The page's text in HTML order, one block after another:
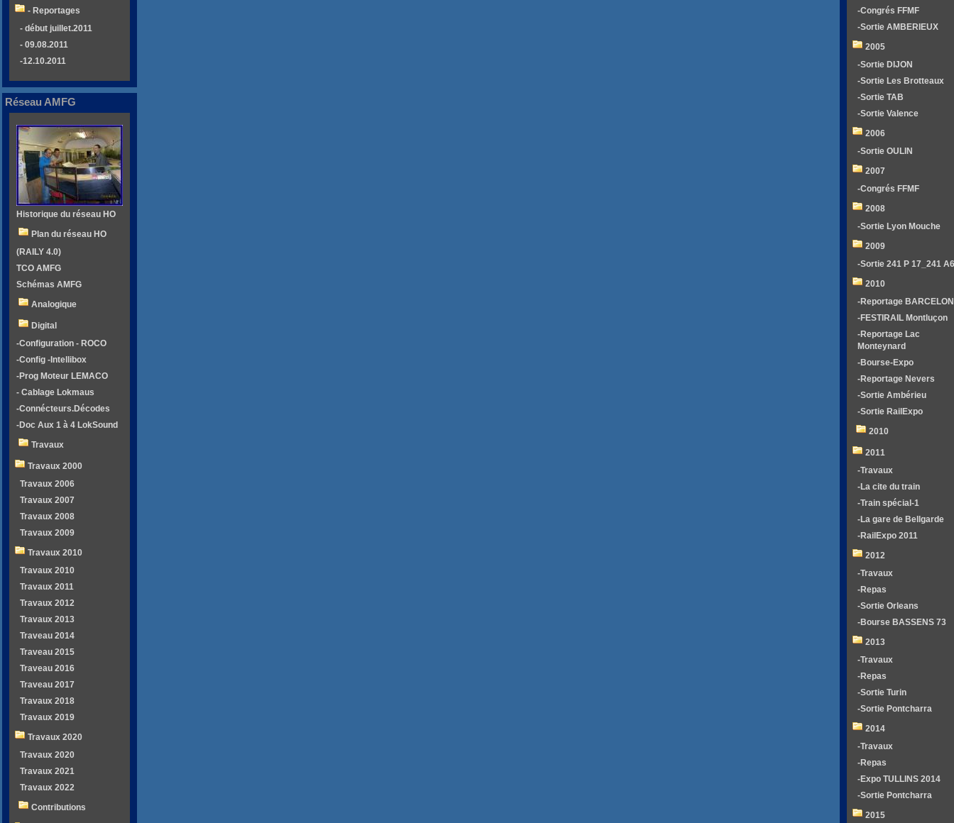
- Reportages
- début juillet.2011
- 09.08.2011
-12.10.2011
Réseau AMFG
Historique du réseau HO
Plan du réseau HO
(RAILY 4.0)
TCO AMFG
Schémas AMFG
Analogique
Digital
-Configuration - ROCO
-Config -Intellibox
-Prog Moteur LEMACO
- Cablage Lokmaus
-Connécteurs.Décodes
-Doc Aux 1 à 4 LokSound
Travaux
Travaux 2000
Travaux 2006
Travaux 2007
Travaux 2008
Travaux 2009
Travaux 2010
Travaux 2010
Travaux 2011
Travaux 2012
Travaux 2013
Traveau 2014
Traveau 2015
Traveau 2016
Traveau 2017
Travaux 2018
Travaux 2019
Travaux 2020
Travaux 2020
Travaux 2021
Travaux 2022
Contributions
-Congrés FFMF
-Sortie AMBERIEUX
2005
-Sortie DIJON
-Sortie Les Brotteaux
-Sortie TAB
-Sortie Valence
2006
-Sortie OULIN
2007
-Congrés FFMF
2008
-Sortie Lyon Mouche
2009
-Sortie 241 P 17_241
2010
-Reportage
-FESTIRAIL Montluçon
-Reportage Lac
Monteynard
-Bourse-Expo
-Reportage Nevers
-Sortie Ambérieu
-Sortie RailExpo
2010
2011
-Travaux
-La cite du train
-Train spécial-1
-La gare de Bellgarde
-RailExpo 2011
2012
-Travaux
-Repas
-Sortie Orleans
-Bourse BASSENS 73
2013
-Travaux
-Repas
-Sortie Turin
-Sortie Pontcharra
2014
-Travaux
-Repas
-Expo TULLINS 2014
-Sortie Pontcharra
2015